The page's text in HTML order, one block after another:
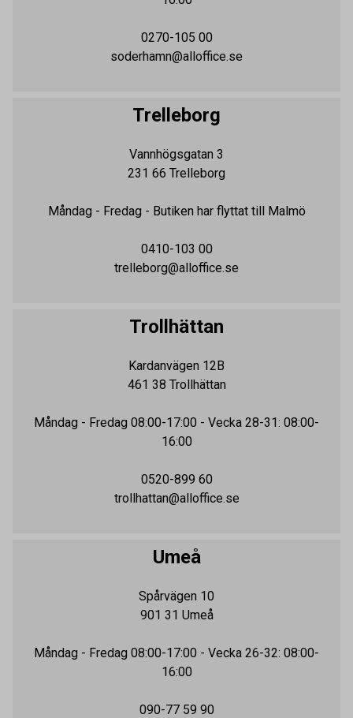
0270-105 00
soderhamn@alloffice.se
Trelleborg
Vannhögsgatan 3
231 66 Trelleborg
Måndag - Fredag - Butiken har flyttat till Malmö
0410-103 00
trelleborg@alloffice.se
Trollhättan
Kardanvägen 12B
461 38 Trollhättan
Måndag - Fredag 08:00-17:00 - Vecka 28-31: 08:00-
16:00
0520-899 60
trollhattan@alloffice.se
Umeå
Spårvägen 10
901 31 Umeå
Måndag - Fredag 08:00-17:00 - Vecka 26-32: 08:00-
16:00
090-77 59 90